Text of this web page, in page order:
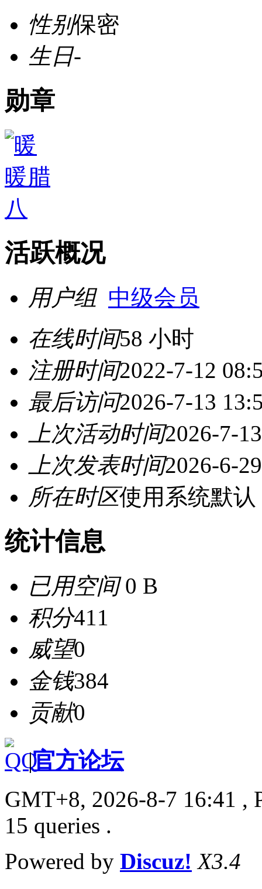
性别保密
生日-
勋章
活跃概况
用户组 中级会员
在线时间58 小时
注册时间2022-7-12
最后访问2026-7-13
上次活动时间2026-7-
上次发表时间2026-6-
所在时区使用系统默认
统计信息
已用空间0 B
积分411
威望0
金钱384
贡献0
|官方论坛
GMT+8, 2026-8-7 16:41 ,
15 queries .
Powered by Discuz! X3.4